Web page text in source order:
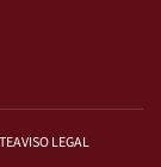
AVISO LEGAL